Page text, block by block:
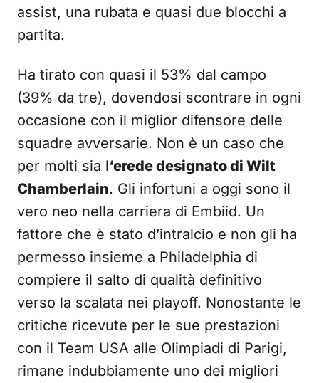
assist, una rubata e quasi due blocchi a
partita.
Ha tirato con quasi il 53% dal campo
(39% da tre), dovendosi scontrare in ogni
occasione con il miglior difensore delle
squadre avversarie. Non è un caso che
per molti sia l‘erede designato di Wilt
Chamberlain. Gli infortuni a oggi sono il
vero neo nella carriera di Embiid. Un
fattore che è stato d’intralcio e non gli ha
permesso insieme a Philadelphia di
compiere il salto di qualità definitivo
verso la scalata nei playoff. Nonostante le
critiche ricevute per le sue prestazioni
con il Team USA alle Olimpiadi di Parigi,
rimane indubbiamente uno dei migliori